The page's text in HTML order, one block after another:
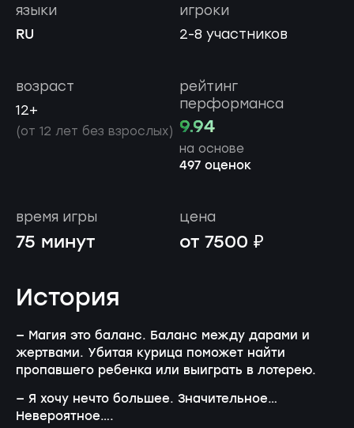
игроки
2-8 участников
языки
RU
возраст
12+
(от 12 лет без взрослых)
рейтинг
перформанса
9.94
на основе
497 оценок
время игры
75 минут
цена
от 7500 ₽
История
— Магия это баланс. Баланс между дарами и
жертвами. Убитая курица поможет найти
пропавшего ребенка или выиграть в лотерею.
— Я хочу нечто большее. Значительное…
Невероятное….